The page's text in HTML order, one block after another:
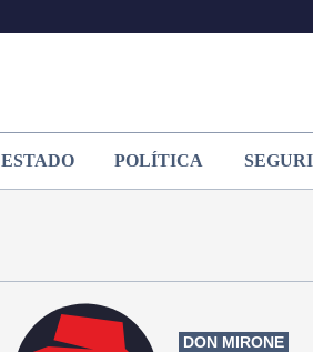
ESTADO POLÍTICA
DON MIRONE